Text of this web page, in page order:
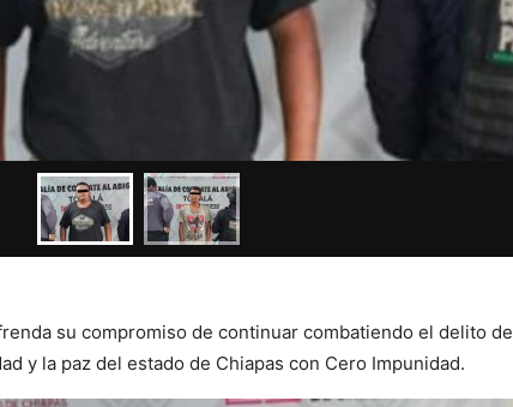
su compromiso de continuar combatiendo el delito de
y la paz del estado de Chiapas con Cero Impunidad.